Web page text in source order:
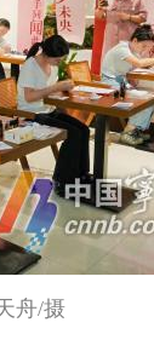
舟/摄